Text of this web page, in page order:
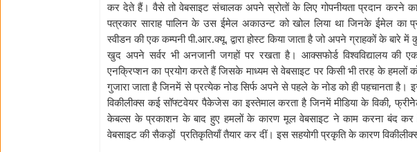
कर देते हैं। वैसे तो वेबसाइट संचालक अपने स्रोतों के लिए गोपनीयता प्रदान करने
पत्रकार साराह पालिन के उस ईमेल अकाउन्ट को खोल लिया था जिनके ईमेल का
स्वीडन की एक कम्पनी पी.आर.क्यू. द्वारा होस्ट किया जाता है जो अपने ग्राहकों के
खुद अपने सर्वर भी अनजानी जगहों पर रखता है। आक्सफोर्ड विश्वविद्यालय
एनक्रिप्शन का प्रयोग करते हैं जिसके माध्यम से वेबसाइट पर किसी भी तरह के हमलों
गुजारा जाता है जिनमें से प्रत्येक नोड सिर्फ अपने से पहले के नोड को ही पहचानता
विकीलीक्स कई सॉफ्टवेयर पैकेजेस का इस्तेमाल करता है जिनमें मीडिया के विकी,
केबल्स के प्रकाशन के बाद हुए हमलों के कारण मूल वेबसाइट ने काम करना बंद कर
वेबसाइट की सैकड़ों प्रतिकृतियाँ तैयार कर दीं। इस सहयोगी प्रकृति के कारण